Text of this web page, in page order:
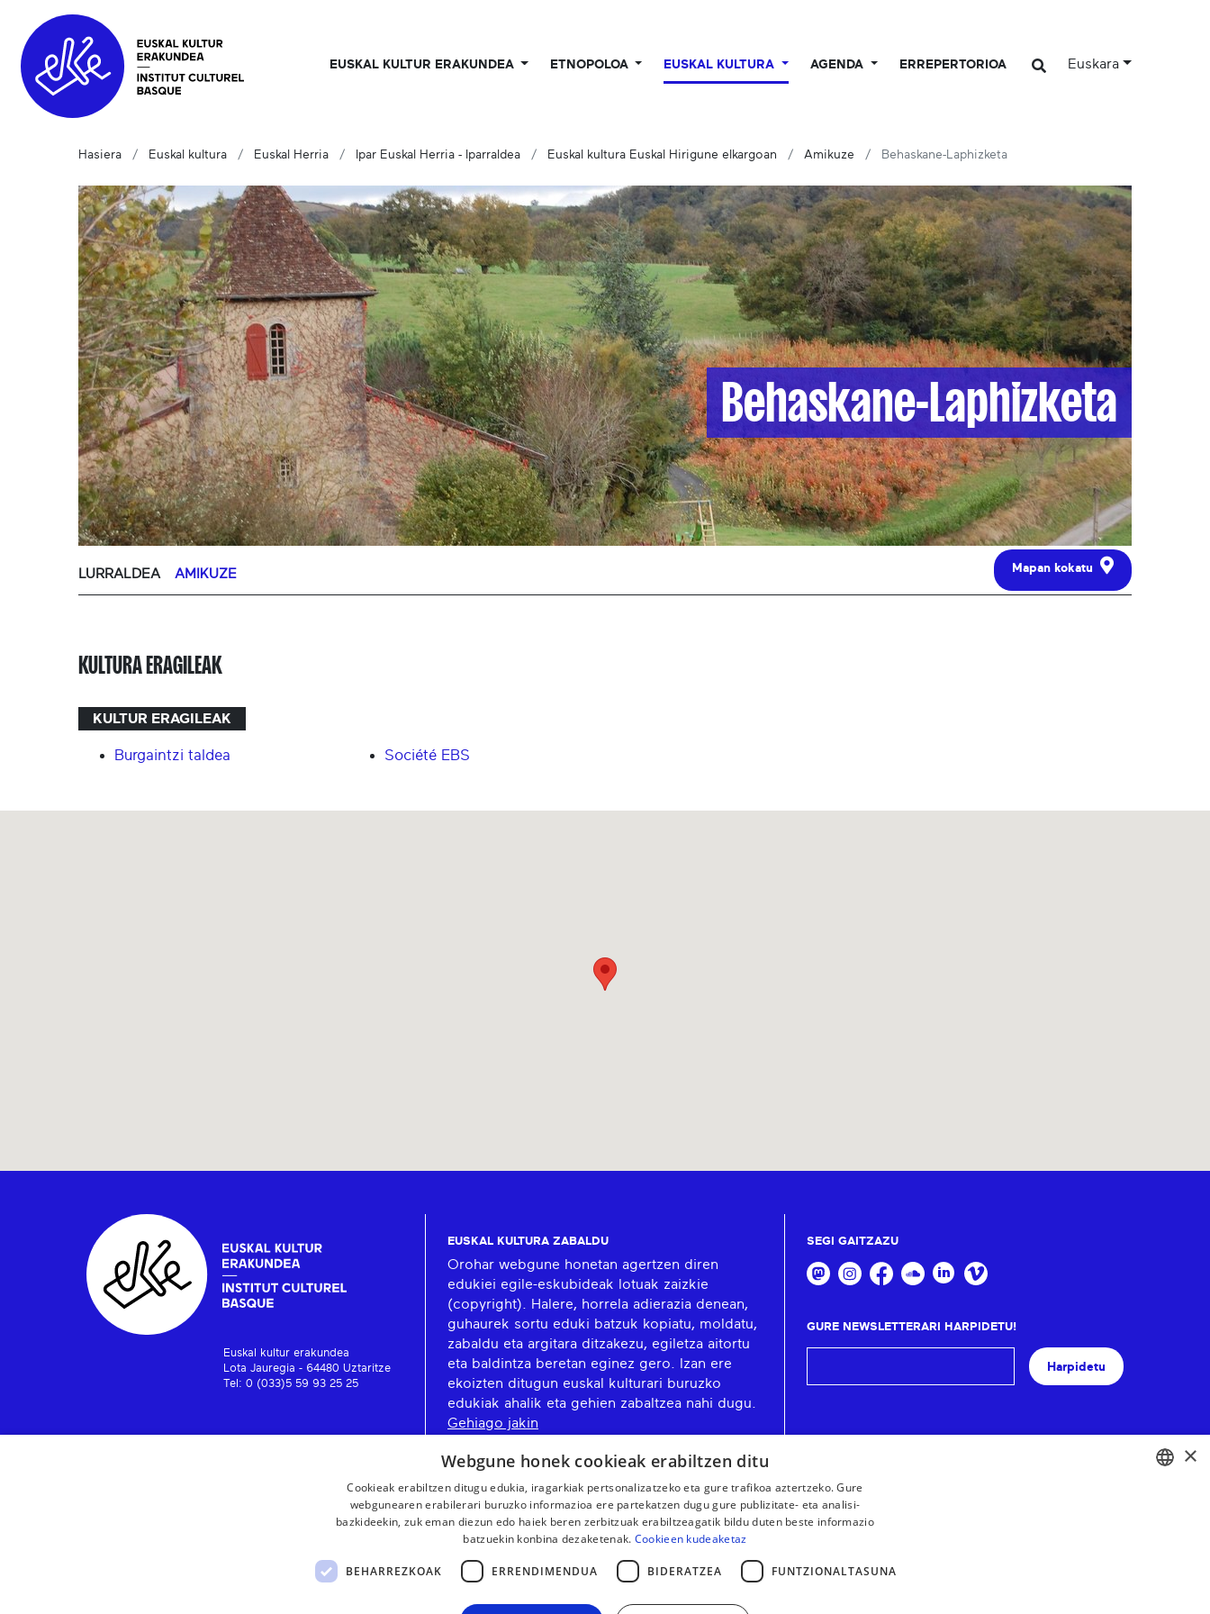
EUSKAL KULTUR ERAKUNDEA ETNOPOLOA EUSKAL KULTURA AGENDA ERREPERTORIOA Euskara
Hasiera Euskal kultura Euskal Herria Ipar Euskal Herria - Iparraldea Euskal kultura Euskal Hirigune elkargoan Amikuze Behaskane-Laphizketa
Behaskane-Laphizketa
LURRALDEA AMIKUZE Mapan kokatu
KULTURA ERAGILEAK
KULTUR ERAGILEAK
Burgaintzi taldea Société EBS
Euskal kultur erakundea
Lota Jauregia - 64480 Uztaritze
Tel: 0 (033)5 59 93 25 25
EUSKAL KULTURA ZABALDU
Orohar webgune honetan agertzen diren
edukiei egile-eskubideak lotuak zaizkie
(copyright). Halere, horrela adierazia denean,
guhaurek sortu eduki batzuk kopiatu, moldatu,
zabaldu eta argitara ditzakezu, egiletza aitortu
eta baldintza beretan eginez gero. Izan ere
ekoizten ditugun euskal kulturari buruzko
edukiak ahalik eta gehien zabaltzea nahi dugu.
Gehiago jakin
SEGI GAITZAZU
GURE NEWSLETTERARI HARPIDETU!
Harpidetu
×
Webgune honek cookieak erabiltzen ditu
Cookieak erabiltzen ditugu edukia, iragarkiak pertsonalizatzeko eta gure trafikoa aztertzeko. Gure
webgunearen erabilerari buruzko informazioa ere partekatzen dugu gure publizitate- eta analisi-
bazkideekin, zuk eman diezun edo haiek beren zerbitzuak erabiltzeagatik bildu duten beste informazio
batzuekin konbina dezaketenak. Cookieen kudeaketaz
BEHARREZKOAK ERRENDIMENDUA BIDERATZEA FUNTZIONALTASUNA